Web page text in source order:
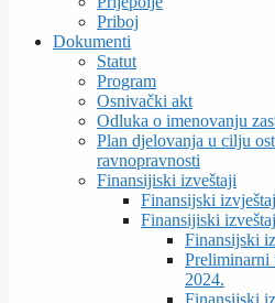
Priboj
Dokumenti
Statut
Program
Osnivački akt
Odluka o imenovanju
Plan djelovanja u cilju
ravnopravnosti
Finansijiski izveštaji
Finansijski
Finansijiski
Finansijski
Preliminarni
2024.
Finansijski